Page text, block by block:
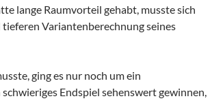
lange Raumvorteil gehabt, musste sich
Variantenberechnung seines
ging es nur noch um ein
Endspiel sehenswert gewinnen,